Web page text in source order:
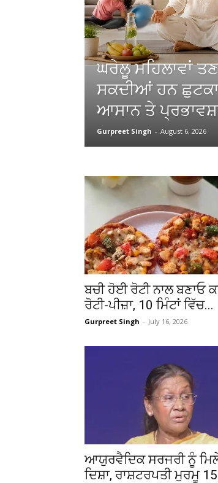
ਘਰੇਲੂ ਮਹਿਲਾਵਾਂ
ਸਕਦੀਆਂ ਹਨ
ਆਸਾਨ ਤੇ
Gurpreet Singh - August 6, 2026
ਬਚੀ ਹੋਈ ਰੋਟੀ ਨਾਲ ਬਣਾਓ
ਰੋਟੀ-ਪੀਜ਼ਾ, 10 ਮਿੰਟਾਂ ਵਿੱਚ...
Gurpreet Singh - July 16, 2026
ਆਯੁਰਵੈਦਿਕ ਸਰਜਰੀ ਨੂੰ
ਦਿਸ਼ਾ, ਰਾਸ਼ਟਰਪਤੀ ਮੁਰਮੂ